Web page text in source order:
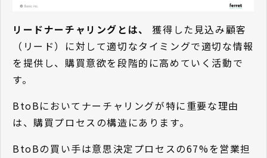
リードナーチャリングとは、
獲得した見込み顧客
（リード）に対して適切なタイミングで適切な情報
を提供し、購買意欲を段階的に高めていく活動で
す。
BtoBにおいてナーチャリングが特に重要な理由
は、購買プロセスの構造にあります。
BtoBの買い手は意思決定プロセスの67%を営業担